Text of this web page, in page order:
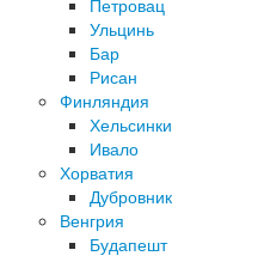
Петровац
Ульцинь
Бар
Рисан
Финляндия
Хельсинки
Ивало
Хорватия
Дубровник
Венгрия
Будапешт